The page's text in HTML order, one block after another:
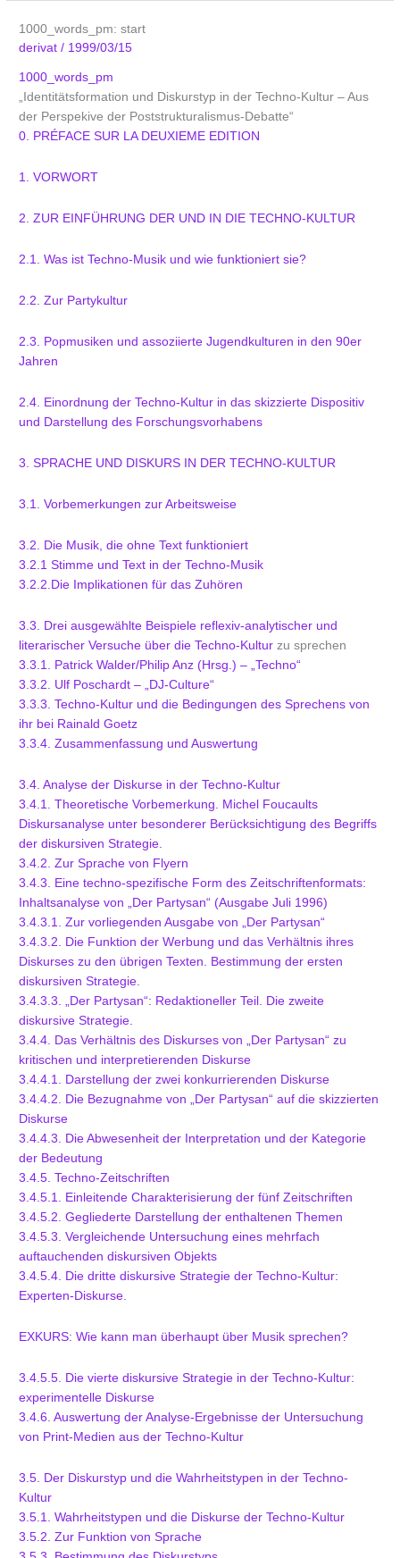
1000_words_pm: start
derivat/ 1999/03/15
1000_words_pm
„Identitätsformation und Diskurstyp in der Techno-Kultur – Aus
der Perspekive der Poststrukturalismus-Debatte“
0. PRÉFACE SUR LA DEUXIEME EDITION
1. VORWORT
2. ZUR EINFÜHRUNG DER UND IN DIE TECHNO-KULTUR
2.1. Was ist Techno-Musik und wie funktioniert sie?
2.2. Zur Partykultur
2.3. Popmusiken und assoziierte Jugendkulturen in den 90er
Jahren
2.4. Einordnung der Techno-Kultur in das skizzierte Dispositiv
und Darstellung des Forschungsvorhabens
3. SPRACHE UND DISKURS IN DER TECHNO-KULTUR
3.1. Vorbemerkungen zur Arbeitsweise
3.2. Die Musik, die ohne Text funktioniert
3.2.1 Stimme und Text in der Techno-Musik
3.2.2.Die Implikationen für das Zuhören
3.3. Drei ausgewählte Beispiele reflexiv-analytischer und
literarischer Versuche über die Techno-Kulturzu sprechen
3.3.1. Patrick Walder/Philip Anz (Hrsg.) – „Techno“
3.3.2. Ulf Poschardt – „DJ-Culture“
3.3.3. Techno-Kultur und die Bedingungen des Sprechens von
ihr bei Rainald Goetz
3.3.4. Zusammenfassung und Auswertung
3.4. Analyse der Diskurse in der Techno-Kultur
3.4.1. Theoretische Vorbemerkung. Michel Foucaults
Diskursanalyse unter besonderer Berücksichtigung des Begriffs
der diskursiven Strategie.
3.4.2. Zur Sprache von Flyern
3.4.3. Eine techno-spezifische Form des Zeitschriftenformats:
Inhaltsanalyse von „Der Partysan“ (Ausgabe Juli 1996)
3.4.3.1. Zur vorliegenden Ausgabe von „Der Partysan“
3.4.3.2. Die Funktion der Werbung und das Verhältnis ihres
Diskurses zu den übrigen Texten. Bestimmung der ersten
diskursiven Strategie.
3.4.3.3. „Der Partysan“: Redaktioneller Teil. Die zweite
diskursive Strategie.
3.4.4. Das Verhältnis des Diskurses von „Der Partysan“ zu
kritischen und interpretierenden Diskurse
3.4.4.1. Darstellung der zwei konkurrierenden Diskurse
3.4.4.2. Die Bezugnahme von „Der Partysan“ auf die skizzierten
Diskurse
3.4.4.3. Die Abwesenheit der Interpretation und der Kategorie
der Bedeutung
3.4.5. Techno-Zeitschriften
3.4.5.1. Einleitende Charakterisierung der fünf Zeitschriften
3.4.5.2. Gegliederte Darstellung der enthaltenen Themen
3.4.5.3. Vergleichende Untersuchung eines mehrfach
auftauchenden diskursiven Objekts
3.4.5.4. Die dritte diskursive Strategie der Techno-Kultur:
Experten-Diskurse.
EXKURS: Wie kann man überhaupt über Musik sprechen?
3.4.5.5. Die vierte diskursive Strategie in der Techno-Kultur:
experimentelle Diskurse
3.4.6. Auswertung der Analyse-Ergebnisse der Untersuchung
von Print-Medien aus der Techno-Kultur
3.5. Der Diskurstyp und die Wahrheitstypen in der Techno-
Kultur
3.5.1. Wahrheitstypen und die Diskurse der Techno-Kultur
3.5.2. Zur Funktion von Sprache